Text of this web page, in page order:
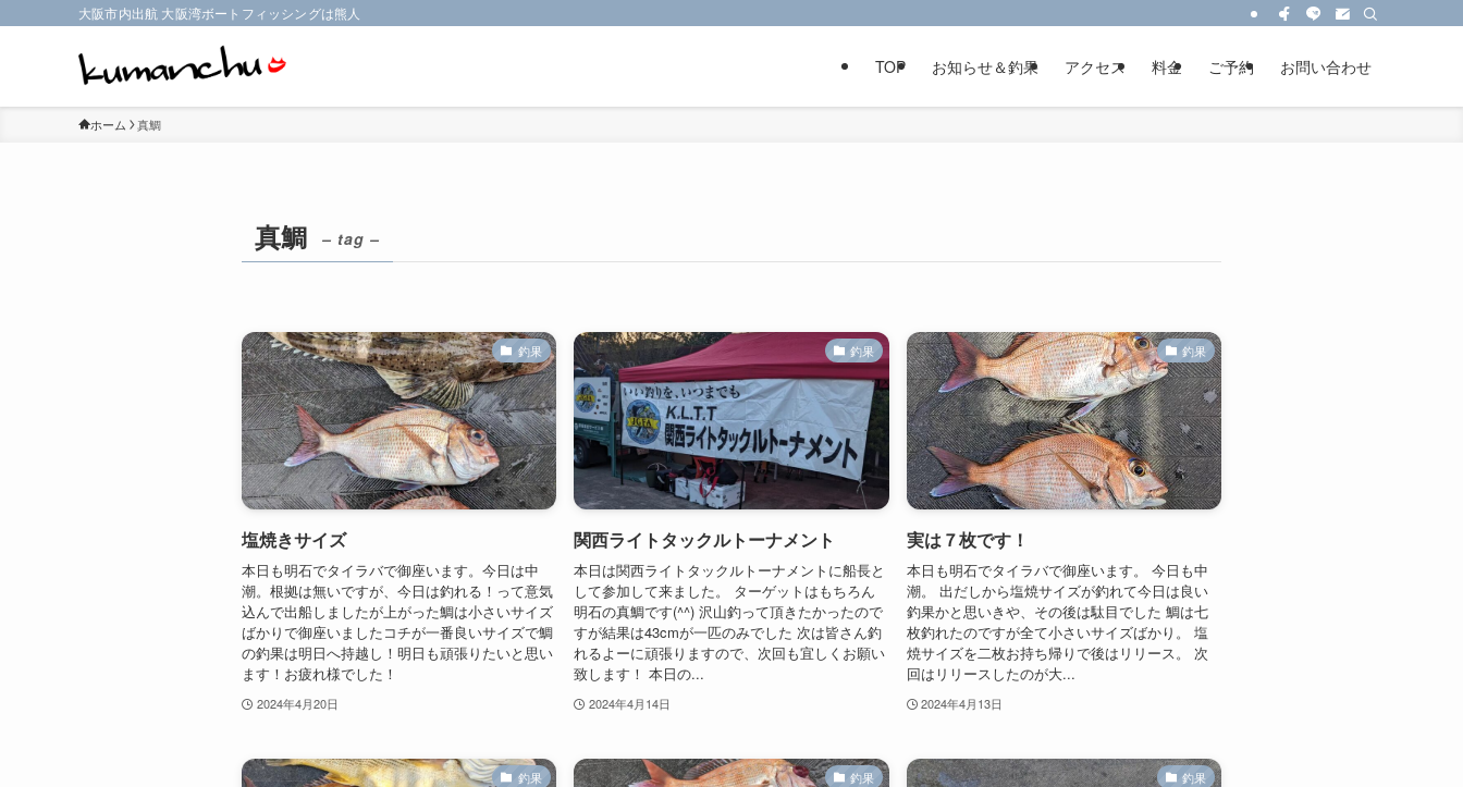
大阪市内出航 大阪湾ボートフィッシングは熊人
TOP お知らせ＆釣果 アクセス 料金 ご予約 お問い合わせ
ホーム 真鯛
真鯛 – tag –
釣果
塩焼きサイズ
本日も明石でタイラバで御座います。今日は中
潮。根拠は無いですが、今日は釣れる！って意気
込んで出船しましたが上がった鯛は小さいサイズ
ばかりで御座いましたコチが一番良いサイズで鯛
の釣果は明日へ持越し！明日も頑張りたいと思い
ます！お疲れ様でした！
2024年4月20日
釣果
関西ライトタックルトーナメント
本日は関西ライトタックルトーナメントに船長と
して参加して来ました。 ターゲットはもちろん
明石の真鯛です(^^) 沢山釣って頂きたかったので
すが結果は43cmが一匹のみでした 次は皆さん釣
れるよーに頑張りますので、次回も宜しくお願い
致します！ 本日の...
2024年4月14日
釣果
実は７枚です！
本日も明石でタイラバで御座います。 今日も中
潮。 出だしから塩焼サイズが釣れて今日は良い
釣果かと思いきや、その後は駄目でした 鯛は七
枚釣れたのですが全て小さいサイズばかり。 塩
焼サイズを二枚お持ち帰りで後はリリース。 次
回はリリースしたのが大...
2024年4月13日
釣果 釣果 釣果